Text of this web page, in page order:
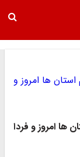
ها امروز و فردا